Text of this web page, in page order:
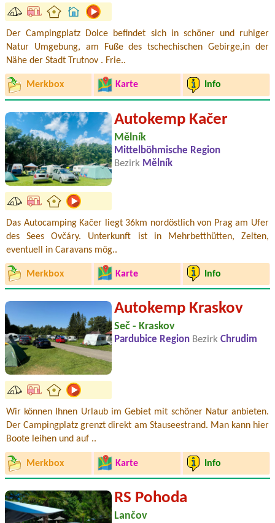
Der Campingplatz Dolce befindet sich in schöner und ruhiger
Natur Umgebung, am Fuße des tschechischen Gebirge,in der
Nähe der Stadt Trutnov . Frie..
Merkbox Karte Info
Autokemp Kačer
Mělník
Mittelböhmische Region
Bezirk Mělník
Das Autocamping Kačer liegt 36km nordöstlich von Prag am Ufer
des Sees Ovčáry. Unterkunft ist in Mehrbetthütten, Zelten,
eventuell in Caravans mög..
Merkbox Karte Info
Autokemp Kraskov
Seč - Kraskov
Pardubice Region Bezirk Chrudim
Wir können Ihnen Urlaub im Gebiet mit schöner Natur anbieten.
Der Campingplatz grenzt direkt am Stauseestrand. Man kann hier
Boote leihen und auf ..
Merkbox Karte Info
RS Pohoda
Lančov